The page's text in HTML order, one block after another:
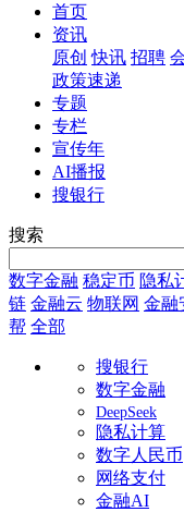
首页
资讯
原创 快讯 招聘
政策速递
专题
专栏
宣传年
AI播报
搜银行
搜索
数字金融 稳定币 隐私
链 金融云 物联网 金融
帮 全部
搜银行
数字金融
DeepSeek
隐私计算
数字人民币
网络支付
金融AI